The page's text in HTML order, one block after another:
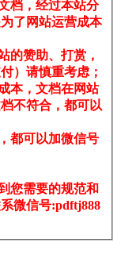
档，经过本站分
了网站运营成本
的赞助、打赏，
）请慎重考虑；
本，文档在网站
不符合，都可以
都可以加微信号
您需要的规范和
微信号:pdftj888